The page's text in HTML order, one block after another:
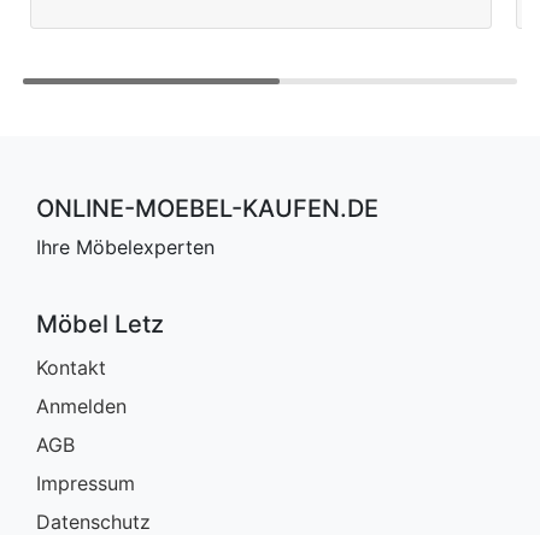
ONLINE-MOEBEL-KAUFEN.DE
Ihre Möbelexperten
Möbel Letz
Kontakt
Anmelden
AGB
Impressum
Datenschutz